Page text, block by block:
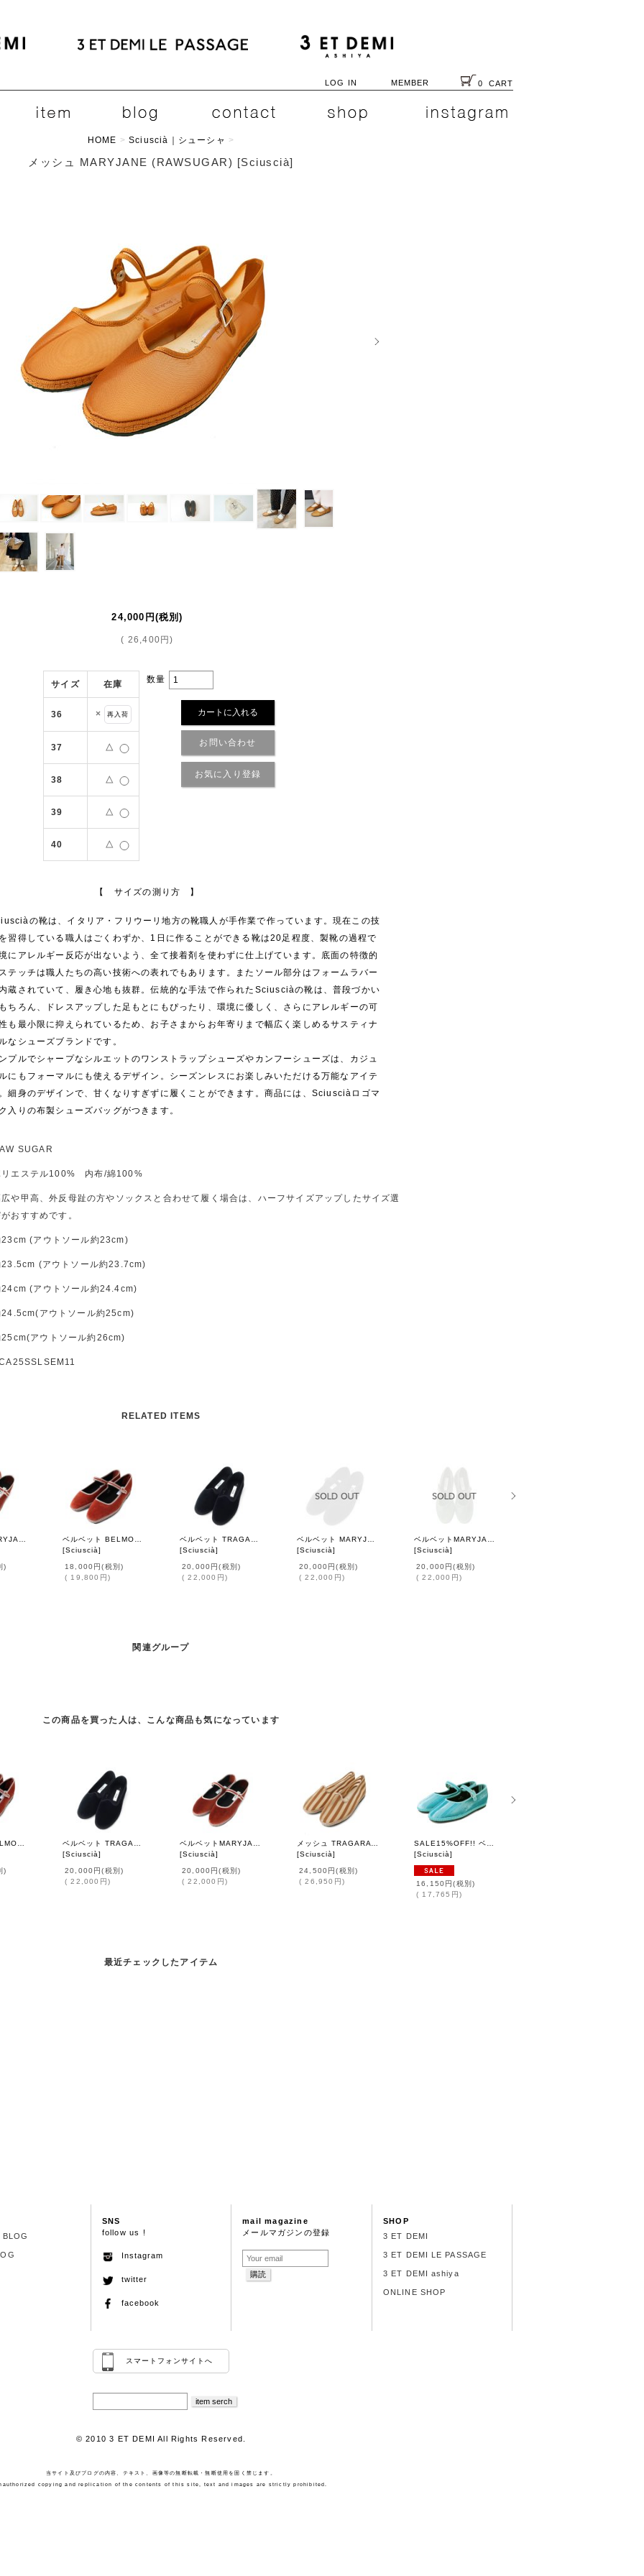
0 CART
LOG IN MEMBER
HOME > Sciuscià｜シューシャ >
メッシュ MARYJANE (RAWSUGAR) [Sciuscià]
24,000円 (税別)
( 26,400円)
サイズ 在庫
36 × 再入荷
37 △
38 △
39 △
40 △
数量
お問い合わせ
お気に入り登録
【 サイズの測り方 】
の靴は、イタリア・フリウーリ地方の靴職人が手作業で作っています。現在この技
習得している職人はごくわずか、1日に作ることができる靴は20足程度、製靴の過程で
にアレルギー反応が出ないよう、全て接着剤を使わずに仕上げています。底面の特徴的
テッチは職人たちの高い技術への表れでもあります。またソール部分はフォームラバー
蔵されていて、履き心地も抜群。伝統的な手法で作られたSciusciàの靴は、普段づかい
ちろん、ドレスアップした足もとにもぴったり、環境に優しく、さらにアレルギーの可
も最小限に抑えられているため、お子さまからお年寄りまで幅広く楽しめるサスティナ
なシューズブランドです。
プルでシャープなシルエットのワンストラップシューズやカンフーシューズは、カジュ
にもフォーマルにも使えるデザイン。シーズンレスにお楽しみいただける万能なアイテ
細身のデザインで、甘くなりすぎずに履くことができます。商品には、Sciusciàロゴマ
入りの布製シューズバッグがつきます。
SUGAR
リエステル100% 内布/綿100%
広や甲高、外反母趾の方やソックスと合わせて履く場合は、ハーフサイズアップしたサイズ選
おすすめです。
23cm (アウトソール約23cm)
23.5cm (アウトソール約23.7cm)
24cm (アウトソール約24.4cm)
24.5cm(アウトソール約25cm)
25cm(アウトソール約26cm)
RELATED ITEMS
ベルベットMARYJANE (03 MARRON×ROSE PINK)
)
ベルベット BELMOND (03 MARRON×ROSE PINK)
[Sciuscià]
18,000円(税別)
( 19,800円 )
ベルベット TRAGARA (01 CLASSIC BLACK)
[Sciuscià]
20,000円(税別)
( 22,000円 )
ベルベット MARYJANE (01 CLASSIC BLACK)
[Sciuscià]
20,000円(税別)
( 22,000円 )
ベルベットMARYJANE (PINE)
[Sciuscià]
20,000円(税別)
( 22,000円 )
関連グループ
この商品を買った人は、こんな商品も気になっています
ベルベット BELMOND (03 MARRON×ROSE PINK)
)
ベルベット TRAGARA (01 CLASSIC BLACK)
[Sciuscià]
20,000円(税別)
( 22,000円 )
ベルベットMARYJANE (03 MARRON×ROSE PINK)
[Sciuscià]
20,000円(税別)
( 22,000円 )
メッシュ TRAGARA (OLD LACE)
[Sciuscià]
24,500円(税別)
( 26,950円 )
SALE15%OFF!! ベルベットMARYJANE (04 CHINA BLUE)
[Sciuscià]
16,150円(税別)
( 17,765円 )
最近チェックしたアイテム
BLOG
SNS
follow us !
Instagram
twitter
facebook
mail magazine
メールマガジンの登録
SHOP
3 ET DEMI
3 ET DEMI LE PASSAGE
3 ET DEMI ashiya
ONLINE SHOP
スマートフォンサイトへ
© 2010 3 ET DEMI All Rights Reserved.
当サイト及びブログの内容、テキスト、画像等の無断転載・無断使用を固く禁じます。
copying and replication of the contents of this site, text and images are strictly prohibited.